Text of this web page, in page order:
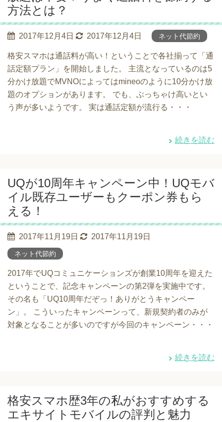
方法とは？
2017年12月4日 2017年12月4日 ネット代節約
格安スマホは通話料が高い！ということで各社揃って「通
話定額プラン」を開始しました。 主流となっているのは5
分かけ放題でMVNOによってはmineoのように10分かけ放
題のオプションがあります。 でも、ぶっちゃけ高いとい
う声が多いようです。 実は通話定額が流行る・・・
続きを読む
UQが10周年キャンペーン中！UQモバ
イル既存ユーザーもクーポン券もら
える！
2017年11月19日 2017年11月19日
ネット代節約
2017年でUQコミュニケーションズが創業10周年を迎えた
ということで、記念キャンペーンの第2弾を実施中です。
その名も「UQ10周年だぞっ！ありがとうキャンペー
ン」。 こういったキャンペーンって、新規契約者のみが
対象となることが多いのですが今回のキャンペーン・・・
続きを読む
格安スマホ歴3年の私がおすすめする
エキサイトモバイルの評判と魅力